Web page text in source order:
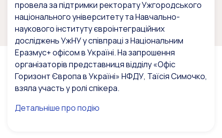
провела за підтримки ректорату Ужгородського
національного університету та Навчально-
наукового інституту євроінтеграційних
досліджень УжНУ у співпраці з Національним
Еразмус+ офісом в Україні. На запрошення
організаторів представниця відділу «Офіс
Горизонт Європа в Україні» НФДУ, Таїсія Симочко,
взяла участь у ролі спікера.
Детальніше про подію